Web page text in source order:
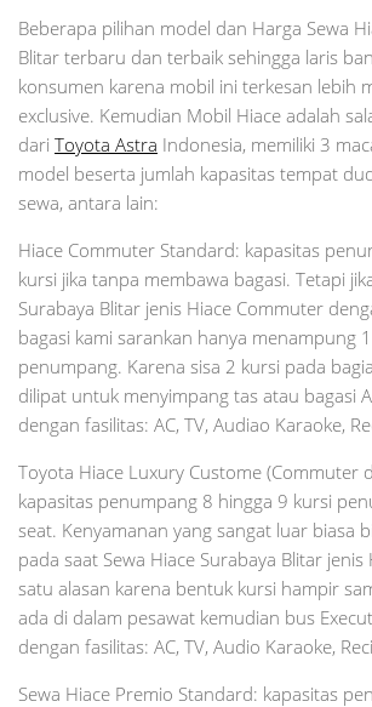
Beberapa pilihan model dan Harga Sewa
Blitar terbaru dan terbaik sehingga laris
konsumen karena mobil ini terkesan lebih
exclusive. Kemudian Mobil Hiace adalah
dari Toyota Astra Indonesia, memiliki 3
model beserta jumlah kapasitas tempat
sewa, antara lain:
Hiace Commuter Standard: kapasitas
kursi jika tanpa membawa bagasi. Tetapi
Surabaya Blitar jenis Hiace Commuter
bagasi kami sarankan hanya menampung
penumpang. Karena sisa 2 kursi pada
dilipat untuk menyimpang tas atau bagasi
dengan fasilitas: AC, TV, Audiao Karaoke,
Toyota Hiace Luxury Custome (Commuter
kapasitas penumpang 8 hingga 9 kursi
seat. Kenyamanan yang sangat luar biasa
pada saat Sewa Hiace Surabaya Blitar jenis
satu alasan karena bentuk kursi hampir
ada di dalam pesawat kemudian bus
dengan fasilitas: AC, TV, Audio Karaoke,
Sewa Hiace Premio Standard: kapasitas